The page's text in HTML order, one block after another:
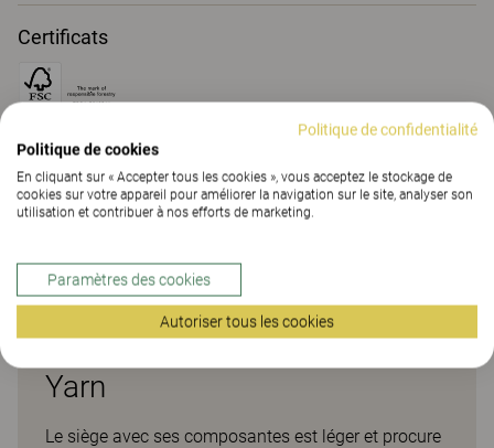
Certificats
Matériaux
Yarn
Le siège avec ses composantes est léger et procure
Politique de confidentialité
Politique de cookies
En cliquant sur « Accepter tous les cookies », vous acceptez le stockage de
cookies sur votre appareil pour améliorer la navigation sur le site, analyser son
utilisation et contribuer à nos efforts de marketing.
Paramètres des cookies
Autoriser tous les cookies